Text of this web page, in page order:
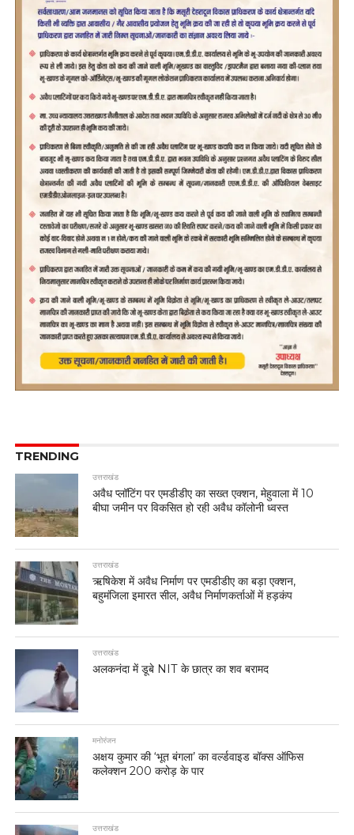
TRENDING
उत्तराखंड
अवैध प्लॉटिंग पर एमडीडीए का सख्त एक्शन, मेहुवाला में 10
बीघा जमीन पर विकसित हो रही अवैध कॉलोनी ध्वस्त
उत्तराखंड
ऋषिकेश में अवैध निर्माण पर एमडीडीए का बड़ा एक्शन,
बहुमंजिला इमारत सील, अवैध निर्माणकर्ताओं में हड़कंप
उत्तराखंड
अलकनंदा में डूबे NIT के छात्र का शव बरामद
मनोरंजन
अक्षय कुमार की ‘भूत बंगला’ का वर्ल्डवाइड बॉक्स ऑफिस
कलेक्शन 200 करोड़ के पार
उत्तराखंड